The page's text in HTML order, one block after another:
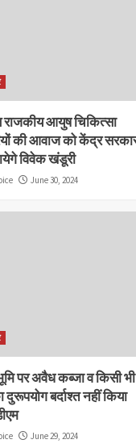
राजकीय आयुष चिकित्सा
की आवाज को केंद्र
विवेक खंडूरी
June 30, 2024
पर अवैध कब्जा व किसी भी
दुरूपयोग बर्दाश्त नहीं किया
June 29, 2024